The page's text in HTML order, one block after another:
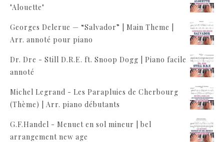
"Alouette"
Georges Delerue — “Salvador” | Main Theme |
Arr. annoté pour piano
Dr. Dre - Still D.R.E. ft. Snoop Dogg | Piano facile
annoté
Michel Legrand - Les Parapluies de Cherbourg
(Thème) | Arr. piano débutants
G.F.Handel - Menuet en sol mineur | bel
arrangement new age